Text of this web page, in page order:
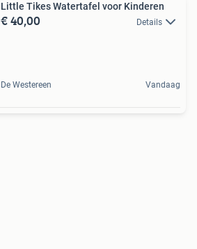
Little Tikes Watertafel voor Kinderen
€ 40,00 Details
De Westereen Vandaag